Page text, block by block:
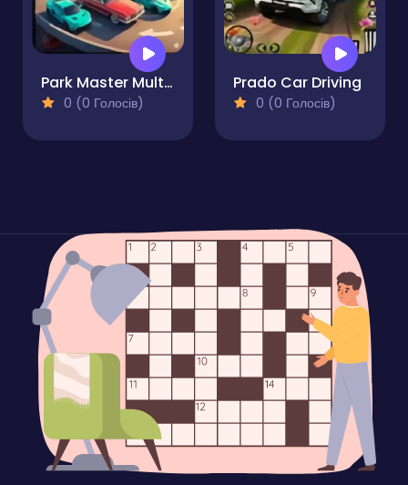
Park Master Multi-Level Challenge
0 (0 Голосів)
Prado Car Driving
0 (0 Голосів)